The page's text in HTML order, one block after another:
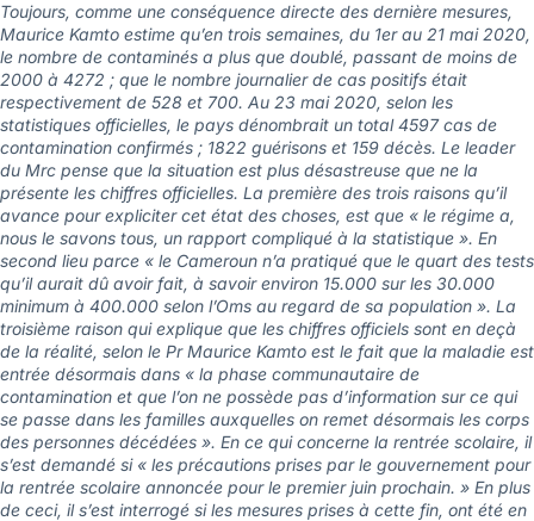
Toujours, comme une conséquence directe des dernière mesures,
Maurice Kamto estime qu’en trois semaines, du 1er au 21 mai 2020,
le nombre de contaminés a plus que doublé, passant de moins de
2000 à 4272 ; que le nombre journalier de cas positifs était
respectivement de 528 et 700. Au 23 mai 2020, selon les
statistiques officielles, le pays dénombrait un total 4597 cas de
contamination confirmés ; 1822 guérisons et 159 décès. Le leader
du Mrc pense que la situation est plus désastreuse que ne la
présente les chiffres officielles. La première des trois raisons qu’il
avance pour expliciter cet état des choses, est que « le régime a,
nous le savons tous, un rapport compliqué à la statistique ». En
second lieu parce « le Cameroun n’a pratiqué que le quart des tests
qu’il aurait dû avoir fait, à savoir environ 15.000 sur les 30.000
minimum à 400.000 selon l’Oms au regard de sa population ». La
troisième raison qui explique que les chiffres officiels sont en deçà
de la réalité, selon le Pr Maurice Kamto est le fait que la maladie est
entrée désormais dans « la phase communautaire de
contamination et que l’on ne possède pas d’information sur ce qui
se passe dans les familles auxquelles on remet désormais les corps
des personnes décédées ». En ce qui concerne la rentrée scolaire, il
s’est demandé si « les précautions prises par le gouvernement pour
la rentrée scolaire annoncée pour le premier juin prochain. » En plus
de ceci, il s’est interrogé si les mesures prises à cette fin, ont été en